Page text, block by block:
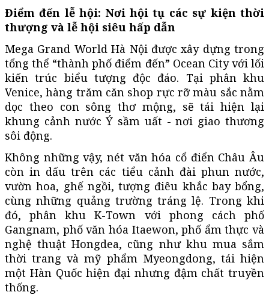
Điểm đến lễ hội: Nơi hội tụ các sự kiện thời
thượng và lễ hội siêu hấp dẫn
Mega Grand World Hà Nội được xây dựng trong
tổng thể “thành phố điểm đến” Ocean City với lối
kiến trúc biểu tượng độc đáo. Tại phân khu
Venice, hàng trăm căn shop rực rỡ màu sắc nằm
dọc theo con sông thơ mộng, sẽ tái hiện lại
khung cảnh nước Ý sầm uất - nơi giao thương
sôi động.
Không những vậy, nét văn hóa cổ điển Châu Âu
còn in dấu trên các tiểu cảnh đài phun nước,
vườn hoa, ghế ngồi, tượng điêu khắc bay bổng,
cùng những quảng trường tráng lệ. Trong khi
đó, phân khu K-Town với phong cách phố
Gangnam, phố văn hóa Itaewon, phố ẩm thực và
nghệ thuật Hongdea, cũng như khu mua sắm
thời trang và mỹ phẩm Myeongdong, tái hiện
một Hàn Quốc hiện đại nhưng đậm chất truyền
thống.